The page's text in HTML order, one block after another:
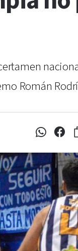
Román